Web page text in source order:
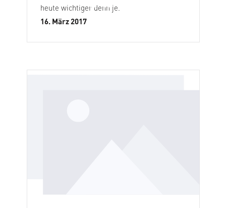
heute wichtiger denn je.
16. März 2017